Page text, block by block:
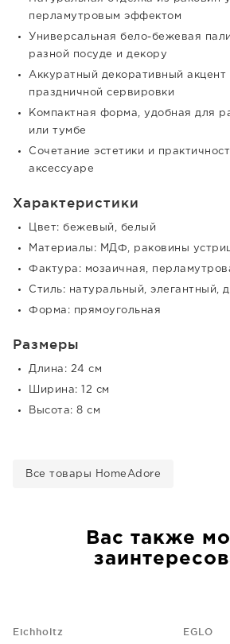
перламутровым эффектом
Универсальная бело-бежевая
разной посуде и декору
Аккуратный декоративный
праздничной сервировки
Компактная форма, удобная для
или тумбе
Сочетание эстетики и
аксессуаре
Характеристики
Цвет: бежевый, белый
Материалы: МДФ, раковины
Фактура: мозаичная,
Стиль: натуральный, элегантный,
Форма: прямоугольная
Размеры
Длина: 24 см
Ширина: 12 см
Высота: 8 см
Все товары HomeAdore
Вас также
Eichholtz
EGLO